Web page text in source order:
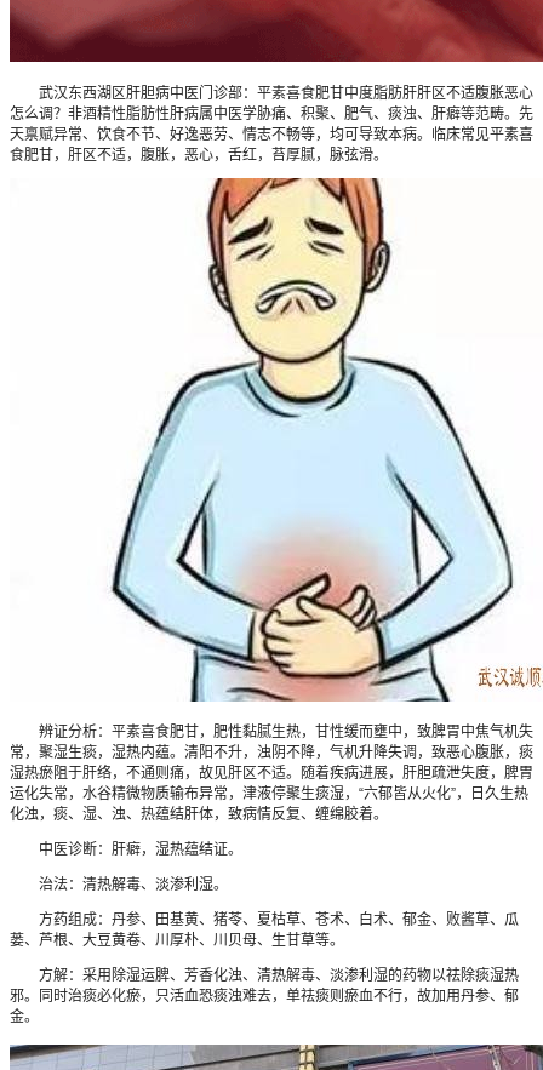
武汉东西湖区肝胆病中医门诊部：平素喜食肥甘中度脂肪肝肝区不适腹胀恶心
怎么调？非酒精性脂肪性肝病属中医学胁痛、积聚、肥气、痰浊、肝癖等范畴。先
天禀赋异常、饮食不节、好逸恶劳、情志不畅等，均可导致本病。临床常见平素喜
食肥甘，肝区不适，腹胀，恶心，舌红，苔厚腻，脉弦滑。
辨证分析：平素喜食肥甘，肥性黏腻生热，甘性缓而壅中，致脾胃中焦气机失
常，聚湿生痰，湿热内蕴。清阳不升，浊阴不降，气机升降失调，致恶心腹胀，痰
湿热瘀阻于肝络，不通则痛，故见肝区不适。随着疾病进展，肝胆疏泄失度，脾胃
运化失常，水谷精微物质输布异常，津液停聚生痰湿，“六郁皆从火化”，日久生热
化浊，痰、湿、浊、热蕴结肝体，致病情反复、缠绵胶着。
中医诊断：肝癖，湿热蕴结证。
治法：清热解毒、淡渗利湿。
方药组成：丹参、田基黄、猪苓、夏枯草、苍术、白术、郁金、败酱草、瓜
蒌、芦根、大豆黄卷、川厚朴、川贝母、生甘草等。
方解：采用除湿运脾、芳香化浊、清热解毒、淡渗利湿的药物以祛除痰湿热
邪。同时治痰必化瘀，只活血恐痰浊难去，单祛痰则瘀血不行，故加用丹参、郁
金。